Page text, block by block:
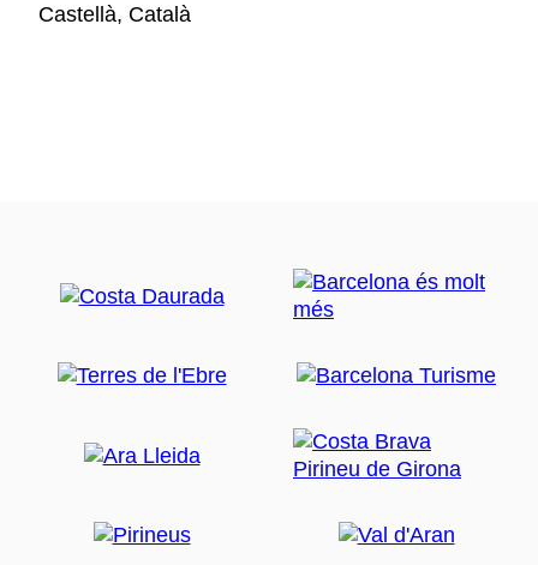
Castellà, Català